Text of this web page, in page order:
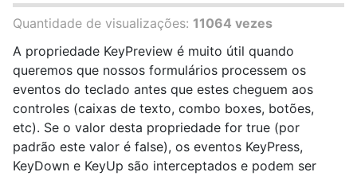
Quantidade de visualizações: 11064 vezes
A propriedade KeyPreview é muito útil quando
queremos que nossos formulários processem os
eventos do teclado antes que estes cheguem aos
controles (caixas de texto, combo boxes, botões,
etc). Se o valor desta propriedade for true (por
padrão este valor é false), os eventos KeyPress,
KeyDown e KeyUp são interceptados e podem ser